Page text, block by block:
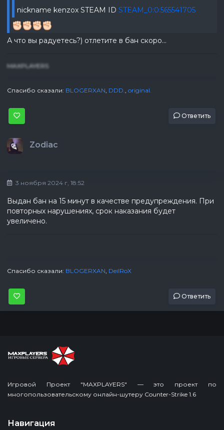
nickname kenzox STEAM ID STEAM_0:0:565541705
А что вы радуетесь?) отлетите в бан скоро...
MAXPLAYERS
Спасибо сказали: BLOGERXAN DDD. original.
Ответить
Zodiac
3 ноября 2024 г, 18:52
Выдан бан на 15 минут в качестве предупреждения. При
повторных нарушениях, срок наказания будет
увеличено.
Спасибо сказали: BLOGERXAN DeilRoX
Ответить
Игровой Проект "MAXPLAYERS" — это проект по
многопользовательскому онлайн-шутеру Counter-Strike 1.6
Навигация